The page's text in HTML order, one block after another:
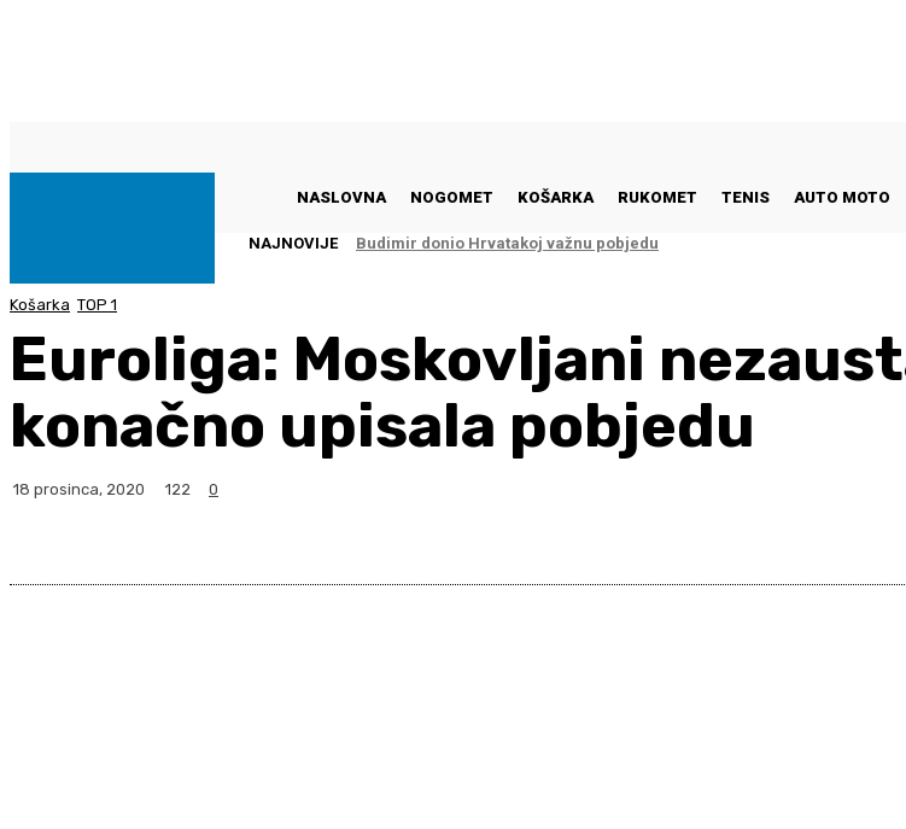
NASLOVNA NOGOMET KOŠARKA RUKOMET TENIS AUTO MOTO
NAJNOVIJE Budimir donio Hrvatakoj važnu pobjedu
Košarka TOP 1
Euroliga: Moskovljani
konačno upisala pobjedu
18 prosinca, 2020 122 0